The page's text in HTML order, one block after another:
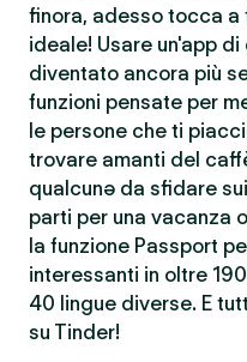
finora, adesso tocca a
ideale! Usare un'app
diventato ancora più
funzioni pensate per
le persone che ti
trovare amanti del
qualcunə da sfidare
parti per una vacanza
la funzione Passport
interessanti in oltre
40 lingue diverse. E
su Tinder!